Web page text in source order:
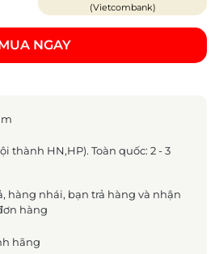
(Vietcombank)
NGAY
thành HN,HP). Toàn quốc: 2 - 3
hàng nhái, bạn trả hàng và nhận
hàng
hãng